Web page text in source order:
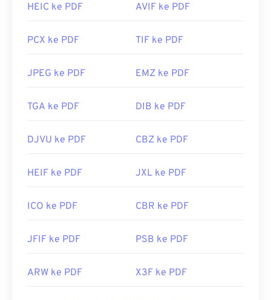
HEIC ke PDF AVIF ke PDF
PCX ke PDF TIF ke PDF
JPEG ke PDF EMZ ke PDF
TGA ke PDF DIB ke PDF
DJVU ke PDF CBZ ke PDF
HEIF ke PDF JXL ke PDF
ICO ke PDF CBR ke PDF
JFIF ke PDF PSB ke PDF
ARW ke PDF X3F ke PDF